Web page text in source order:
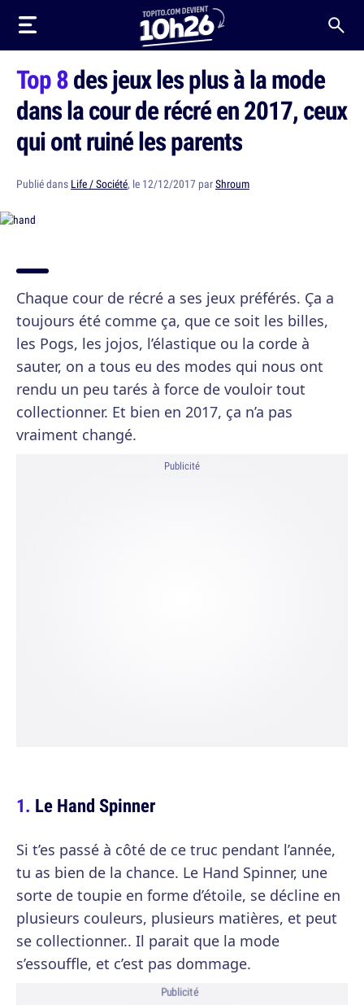
Top 8des jeux les plus à la mode
dans la cour de récré en 2017, ceux
qui ont ruiné les parents
Publié dans Life / Société, le 12/12/2017 parShroum
Chaque cour de récré a ses jeux préférés. Ça a
toujours été comme ça, que ce soit les billes,
les Pogs, les jojos, l’élastique ou la corde à
sauter, on a tous eu des modes qui nous ont
rendu un peu tarés à force de vouloir tout
collectionner. Et bien en 2017, ça n’a pas
vraiment changé.
Publicité
Le Hand Spinner
Si t’es passé à côté de ce truc pendant l’année,
tu as bien de la chance. Le Hand Spinner, une
sorte de toupie en forme d’étoile, se décline en
plusieurs couleurs, plusieurs matières, et peut
se collectionner.. Il parait que la mode
s’essouffle, et c’est pas dommage.
Publicité